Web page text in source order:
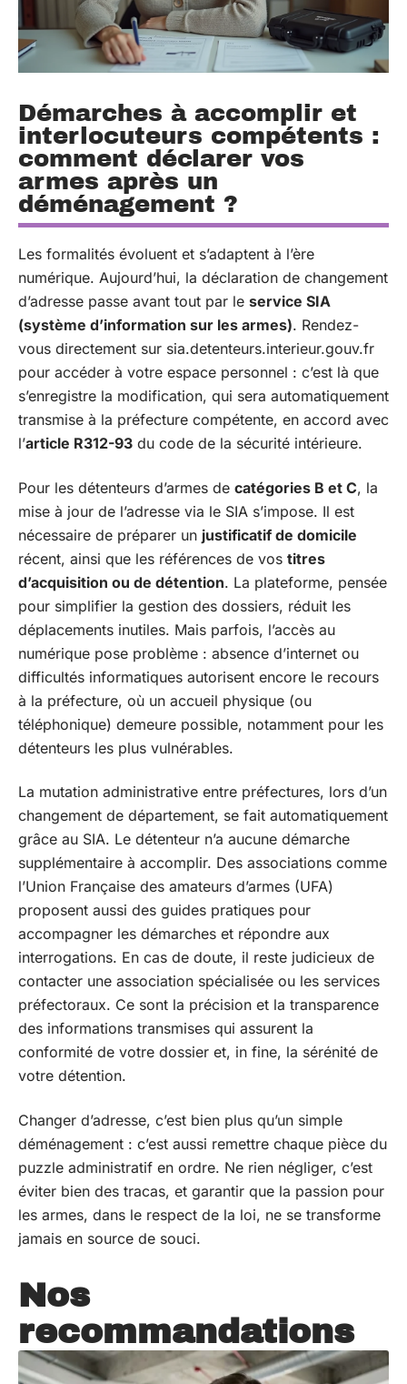
Démarches à accomplir et
interlocuteurs compétents :
comment déclarer vos
armes après un
déménagement ?
Les formalités évoluent et s’adaptent à l’ère
numérique. Aujourd’hui, la déclaration de changement
d’adresse passe avant tout par le service SIA
(système d’information sur les armes). Rendez-
vous directement sur sia.detenteurs.interieur.gouv.fr
pour accéder à votre espace personnel : c’est là que
s’enregistre la modification, qui sera automatiquement
transmise à la préfecture compétente, en accord avec
l’article R312-93 du code de la sécurité intérieure.
Pour les détenteurs d’armes de catégories B et C, la
mise à jour de l’adresse via le SIA s’impose. Il est
nécessaire de préparer un justificatif de domicile
récent, ainsi que les références de vos titres
d’acquisition ou de détention. La plateforme, pensée
pour simplifier la gestion des dossiers, réduit les
déplacements inutiles. Mais parfois, l’accès au
numérique pose problème : absence d’internet ou
difficultés informatiques autorisent encore le recours
à la préfecture, où un accueil physique (ou
téléphonique) demeure possible, notamment pour les
détenteurs les plus vulnérables.
La mutation administrative entre préfectures, lors d’un
changement de département, se fait automatiquement
grâce au SIA. Le détenteur n’a aucune démarche
supplémentaire à accomplir. Des associations comme
l’Union Française des amateurs d’armes (UFA)
proposent aussi des guides pratiques pour
accompagner les démarches et répondre aux
interrogations. En cas de doute, il reste judicieux de
contacter une association spécialisée ou les services
préfectoraux. Ce sont la précision et la transparence
des informations transmises qui assurent la
conformité de votre dossier et, in fine, la sérénité de
votre détention.
Changer d’adresse, c’est bien plus qu’un simple
déménagement : c’est aussi remettre chaque pièce du
puzzle administratif en ordre. Ne rien négliger, c’est
éviter bien des tracas, et garantir que la passion pour
les armes, dans le respect de la loi, ne se transforme
jamais en source de souci.
Nos
recommandations